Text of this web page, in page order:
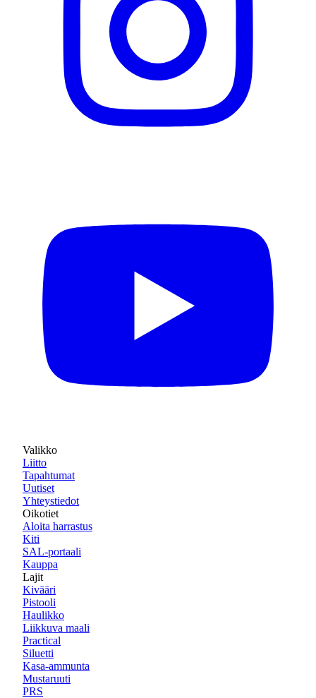
Valikko
Liitto
Tapahtumat
Uutiset
Yhteystiedot
Oikotiet
Aloita harrastus
Kiti
SAL-portaali
Kauppa
Lajit
Kivääri
Pistooli
Haulikko
Liikkuva maali
Practical
Siluetti
Kasa-ammunta
Mustaruuti
PRS